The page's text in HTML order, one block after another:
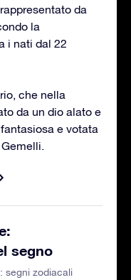
da
la
i nati dal 22
che nella
da un dio alato e
e votata
segno
segni zodiacali